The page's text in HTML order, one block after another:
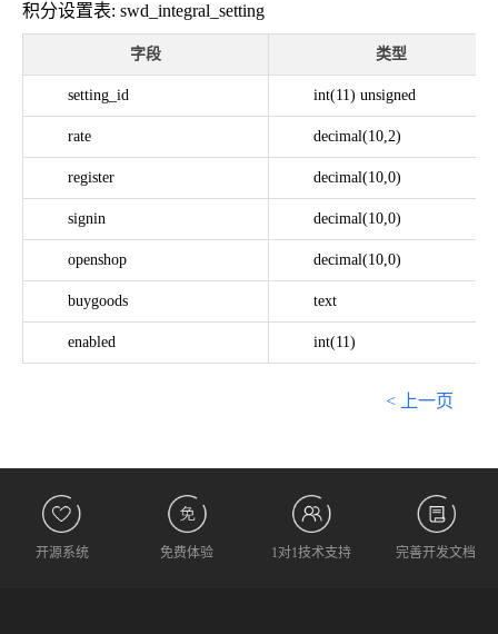
积分设置表: swd_integral_setting
字段 类型
setting_id int(11) unsigned
rate decimal(10,2)
register decimal(10,0)
signin decimal(10,0)
openshop decimal(10,0)
buygoods text
enabled int(11)
< 上一页
开源系统 免费体验 1对1技术支持 完善开发文档